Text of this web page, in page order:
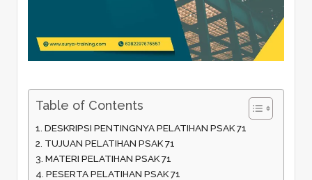
Table of Contents
DESKRIPSI PENTINGNYA PELATIHAN PSAK 71
TUJUAN PELATIHAN PSAK 71
MATERI PELATIHAN PSAK 71
PESERTA PELATIHAN PSAK 71